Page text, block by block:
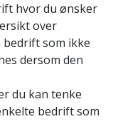
hvor du ønsker
over
bedrift som ikke
dersom den
du kan tenke
bedrift som